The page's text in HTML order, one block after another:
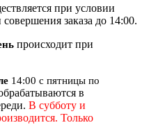
при условии
заказа до 14:00.
ь происходит при
14:00 с пятницы по
в
В субботу и
Только